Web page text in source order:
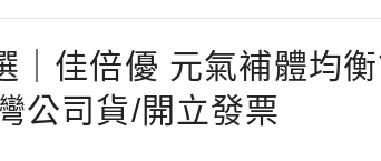
｜佳倍優 元氣補體均
公司貨/開立發票